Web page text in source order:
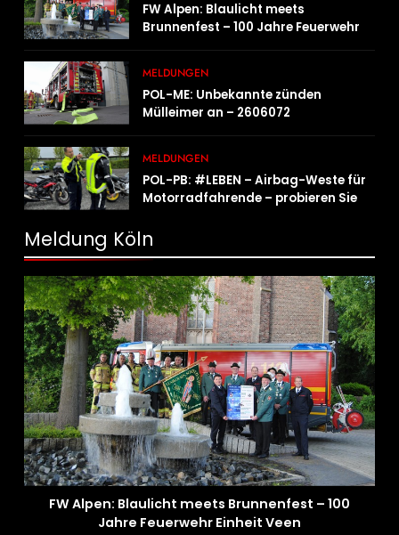
FW Alpen: Blaulicht meets
Brunnenfest – 100 Jahre Feuerwehr
MELDUNGEN
POL-ME: Unbekannte zünden
Mülleimer an – 2606072
MELDUNGEN
POL-PB: #LEBEN – Airbag-Weste für
Motorradfahrende – probieren Sie es
Meldung Köln
FW Alpen: Blaulicht meets Brunnenfest – 100
Jahre Feuerwehr Einheit Veen